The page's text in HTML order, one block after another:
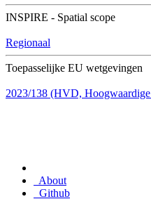
INSPIRE - Spatial scope
Regionaal
Toepasselijke EU wetgevingen
2023/138 (HVD, Hoogwaardige
About
Github